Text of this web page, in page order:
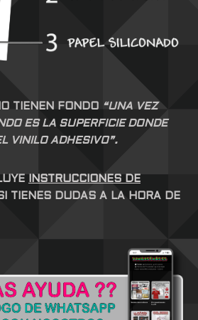
TIENEN FONDO “UNA VEZ
ES LA SUPERFICIE DONDE
VINILO ADHESIVO”.
INSTRUCCIONES DE
TIENES DUDAS A LA HORA DE